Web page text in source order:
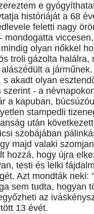
e
históriáját a 68
feletti nagy
mondogatta
olyan nőkkel
troli gázolta
a
akadt olyan
- a
a kapuban,
stampedli
után
szobájában
majd valaki
hozzá, hogy újra
testi és lelki
Azt mondták
sem tudta, hogyan
az
13 évét.